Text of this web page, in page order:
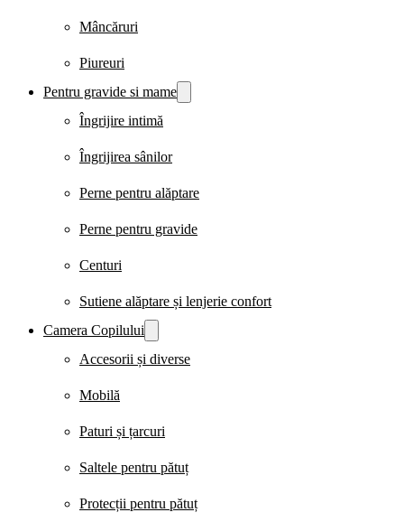
Mâncăruri
Piureuri
Pentru gravide si mame
Îngrijire intimă
Îngrijirea sânilor
Perne pentru alăptare
Perne pentru gravide
Centuri
Sutiene alăptare și lenjerie confort
Camera Copilului
Accesorii și diverse
Mobilă
Paturi și țarcuri
Saltele pentru pătuț
Protecții pentru pătuț